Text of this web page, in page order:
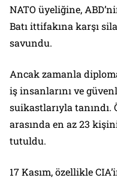
NATO üyeliğine,
Batı ittifakına karşı
savundu.
Ancak zamanla
iş insanlarını ve
suikastlarıyla tanındı.
arasında en az 23
tutuldu.
17 Kasım, özellikle